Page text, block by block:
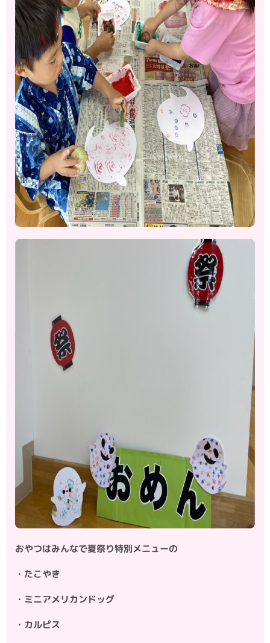
おやつはみんなで夏祭り特別メニューの
・たこやき
・ミニアメリカンドッグ
・カルピス